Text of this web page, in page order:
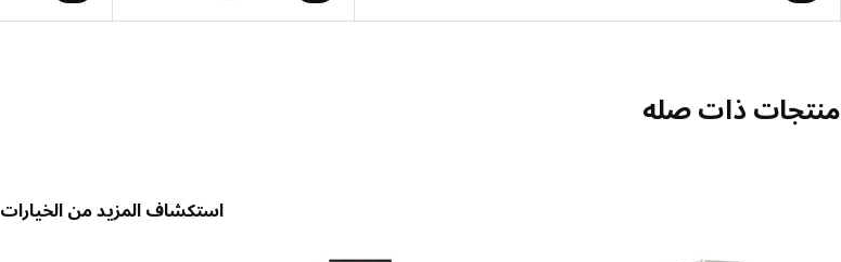
منتجات ذات صله
استكشاف المزيد من الخيارات